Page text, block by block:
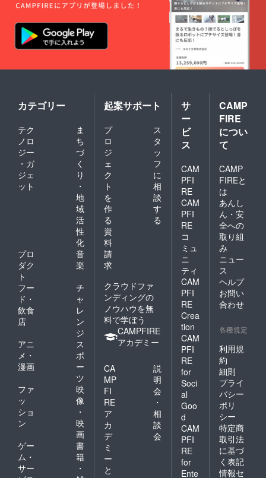
カテゴリー
テク
ノロ
ジー
・ガ
ジェ
ット
ま
ち
づ
く
り
・
地
域
活
性
化
プロ
ダク
ト
音
楽
フー
ド・
飲食
店
チ
ャ
レ
ン
ジ
アニ
メ・
漫画
ス
ポ
ー
ツ
ファ
ッ
ショ
ン
映
像
・
映
画
ゲー
ム・
サー
書
籍
・
起案サポート
プ
ロ
ジ
ェ
ク
ト
を
作
る
ス
タ
ッ
フ
に
相
談
す
る
資
料
請
求
クラウドファ
ンディングの
ノウハウを無
料で学ぼう
CAMPFIRE
アカデミー
CA
MP
FI
RE
ア
カ
デ
ミ
ー
と
説
明
会
・
相
談
会
サ
ー
ビ
ス
CAM
PFI
RE
CAM
PFI
RE
コ
ミュ
ニ
ティ
CAM
PFI
RE
Crea
tion
CAM
PFI
RE
for
Soci
al
Goo
d
CAM
PFI
RE
for
Ente
CAMP
FIRE
につい
て
CAMP
FIREと
は
あんし
ん・安
全への
取り組
み
ニュー
ス
ヘルプ
お問い
合わせ
各種規定
利用規
約
細則
プライ
バシー
ポリ
シー
特定商
取引法
に基づ
く表記
情報セ